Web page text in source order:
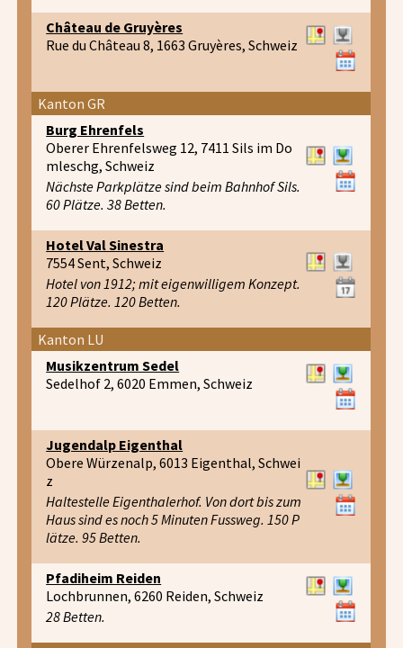
Château de Gruyères
Rue du Château 8, 1663 Gruyères, Schweiz
Kanton GR
Burg Ehrenfels
Oberer Ehrenfelsweg 12, 7411 Sils im Do
mleschg, Schweiz
Nächste Parkplätze sind beim Bahnhof Sils.
60 Plätze. 38 Betten.
Hotel Val Sinestra
7554 Sent, Schweiz
Hotel von 1912; mit eigenwilligem Konzept.
120 Plätze. 120 Betten.
Kanton LU
Musikzentrum Sedel
Sedelhof 2, 6020 Emmen, Schweiz
Jugendalp Eigenthal
Obere Würzenalp, 6013 Eigenthal, Schwei
z
Haltestelle Eigenthalerhof. Von dort bis zum
Haus sind es noch 5 Minuten Fussweg. 150 P
lätze. 95 Betten.
Pfadiheim Reiden
Lochbrunnen, 6260 Reiden, Schweiz
28 Betten.